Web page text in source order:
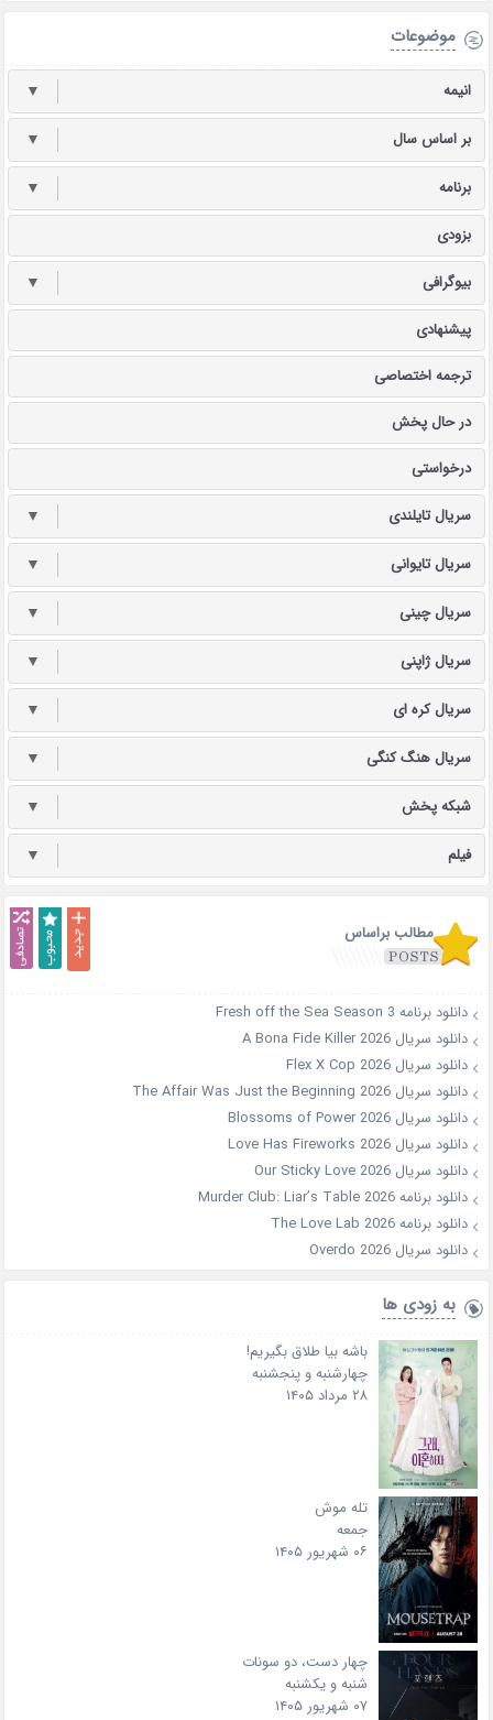
موضوعات
انیمه ▼
بر اساس سال ▼
برنامه ▼
بزودی
بیوگرافی ▼
پیشنهادی
ترجمه اختصاصی
در حال پخش
درخواستی
سریال تایلندی ▼
سریال تایوانی ▼
سریال چینی ▼
سریال ژاپنی ▼
سریال کره ای ▼
سریال هنگ کنگی ▼
شبکه پخش ▼
فیلم ▼
مطالب براساس
دانلود برنامه Fresh off the Sea Season 3
دانلود سریال A Bona Fide Killer 2026
دانلود سریال Flex X Cop 2026
دانلود سریال The Affair Was Just the Beginning 2026
دانلود سریال Blossoms of Power 2026
دانلود سریال Love Has Fireworks 2026
دانلود سریال Our Sticky Love 2026
دانلود برنامه Murder Club: Liar’s Table 2026
دانلود برنامه The Love Lab 2026
دانلود سریال Overdo 2026
به زودی ها
باشه بیا طلاق بگیریم!
چهارشنبه و پنجشنبه
۲۸ مرداد ۱۴۰۵
تله موش
جمعه
۰۶ شهریور ۱۴۰۵
چهار دست، دو سونات
شنبه و یکشنبه
۰۷ شهریور ۱۴۰۵